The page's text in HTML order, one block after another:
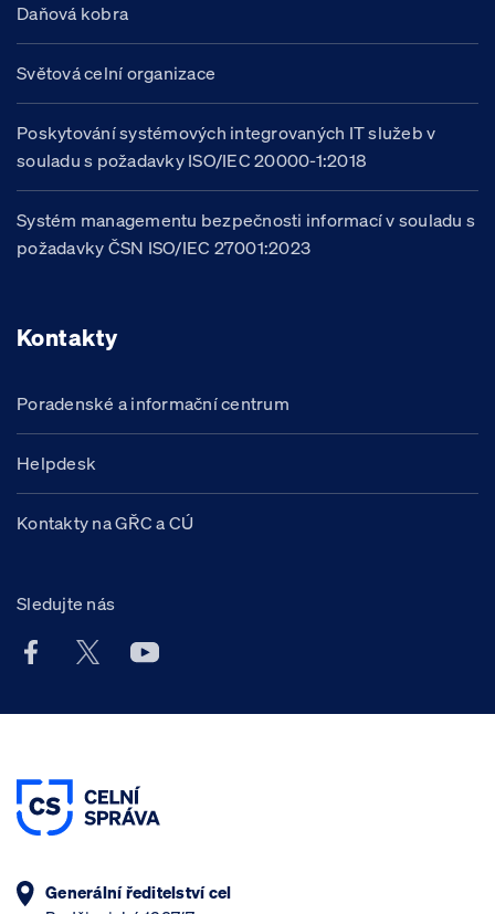
Daňová kobra
Světová celní organizace
Poskytování systémových integrovaných IT služeb v
souladu s požadavky ISO/IEC 20000-1:2018
Systém managementu bezpečnosti informací v souladu s
požadavky ČSN ISO/IEC 27001:2023
Kontakty
Poradenské a informační centrum
Helpdesk
Kontakty na GŘC a CÚ
Sledujte nás
Facebook účet Celní správy ČR
X účet Celní správy ČR
Youtube účet Celní správy ČR
Generální ředitelství cel